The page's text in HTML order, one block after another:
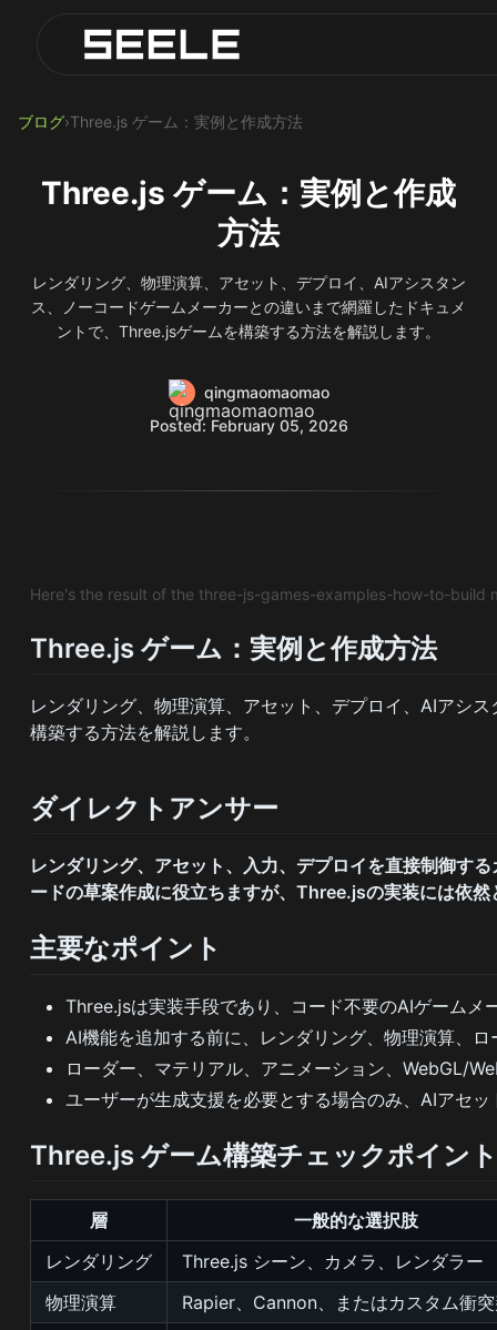
Play Top AI-Generated Titles
AI Game Generator - Build Instantly
ブログ›Three.js ゲーム：実例と作成方法
Three.js ゲーム：実例と作成
方法
レンダリング、物理演算、アセット、デプロイ、AIアシスタン
ス、ノーコードゲームメーカーとの違いまで網羅したドキュメ
ントで、Three.jsゲームを構築する方法を解説します。
qingmaomaomao
Posted: February 05, 2026
Here's the result of the three-js-games-examples-how-to-build
Three.js ゲーム：実例と作成方法
レンダリング、物理演算、アセット、デプロイ、AIアシ
構築する方法を解説します。
ダイレクトアンサー
レンダリング、アセット、入力、デプロイを直接制御す
ードの草案作成に役立ちますが、Three.jsの実装には依
主要なポイント
Three.jsは実装手段であり、コード不要のAIゲームメ
AI機能を追加する前に、レンダリング、物理演算、
ローダー、マテリアル、アニメーション、WebGL/
ユーザーが生成支援を必要とする場合のみ、AIアセ
Three.js ゲーム構築チェックポイン
層
一般的な選択肢
レンダリング
Three.js シーン、カメラ、レンダラー
物理演算
Rapier、Cannon、またはカスタム衝